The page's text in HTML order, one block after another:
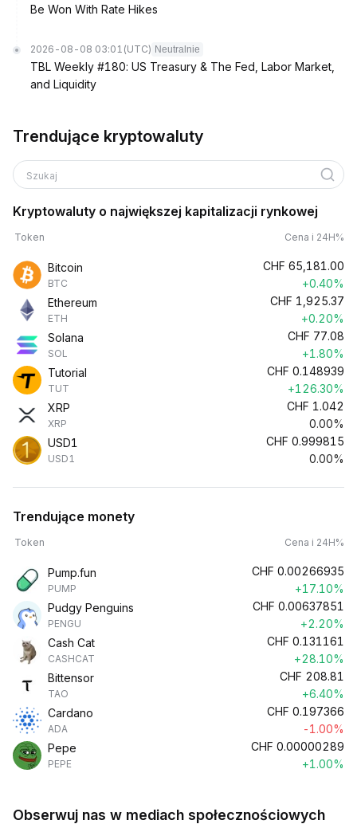
Be Won With Rate Hikes
2026-08-08 03:01 (UTC) Neutralnie
TBL Weekly #180: US Treasury & The Fed, Labor Market,
and Liquidity
Trendujące kryptowaluty
Szukaj
Kryptowaluty o największej kapitalizacji rynkowej
Token Cena i 24H%
Bitcoin
BTC
CHF 65,181.00
+0.40%
Ethereum
ETH
CHF 1,925.37
+0.20%
Solana
SOL
CHF 77.08
+1.80%
Tutorial
TUT
CHF 0.148939
+126.30%
XRP
XRP
CHF 1.042
0.00%
USD1
USD1
CHF 0.999815
0.00%
Trendujące monety
Token Cena i 24H%
Pump.fun
PUMP
CHF 0.00266935
+17.10%
Pudgy Penguins
PENGU
CHF 0.00637851
+2.20%
Cash Cat
CASHCAT
CHF 0.131161
+28.10%
Bittensor
TAO
CHF 208.81
+6.40%
Cardano
ADA
CHF 0.197366
-1.00%
Pepe
PEPE
CHF 0.00000289
+1.00%
Obserwuj nas w mediach społecznościowych